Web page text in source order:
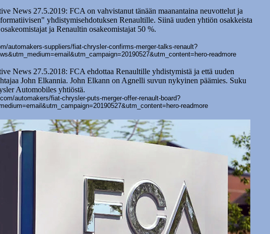
News 27.5.2019: FCA on vahvistanut tänään maanantaina neuvottelut ja
yhdistymisehdotuksen Renaultille. Siinä uuden yhtiön osakkeista
ja Renaultin osakeomistajat 50 %.
automakers-suppliers/fiat-chrysler-confirms-merger-talks-renault?
readmore
News 27.5.2018: FCA ehdottaa Renaultille yhdistymistä ja että uuden
John Elkannia. John Elkann on Agnelli suvun nykyinen päämies. Suku
Automobiles yhtiöstä.
automakers/fiat-chrysler-puts-merger-offer-renault-board?
readmore